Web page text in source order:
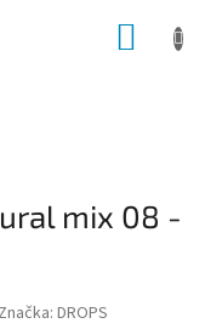
mix 08 -
Značka: DROPS